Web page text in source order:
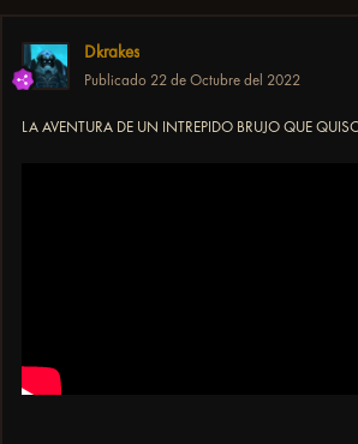
Dkrakes
Publicado 22 de Octubre del 2022
LA AVENTURA DE UN INTREPIDO BRUJO QUE